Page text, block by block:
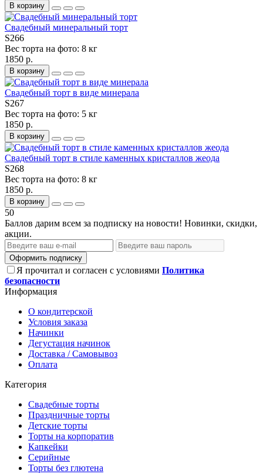
В корзину
Свадебный минеральный торт
S266
Вес торта на фото: 8 кг
1850 р.
В корзину
Свадебный торт в виде минерала
S267
Вес торта на фото: 5 кг
1850 р.
В корзину
Свадебный торт в стиле каменных кристаллов жеода
S268
Вес торта на фото: 8 кг
1850 р.
В корзину
50
Баллов дарим всем за подписку на новости! Новинки, скидки,
акции.
Оформить подписку
Я прочитал и согласен с условиями Политика
безопасности
Информация
О кондитерской
Условия заказа
Начинки
Дегустация начинок
Доставка / Самовывоз
Оплата
Категория
Свадебные торты
Праздничные торты
Детские торты
Торты на корпоратив
Капкейки
Серийные
Торты без глютена